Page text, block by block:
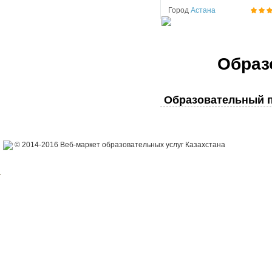
Город Астана
Образовательный
© 2014-2016 Веб-маркет образовательных услуг Казахстана